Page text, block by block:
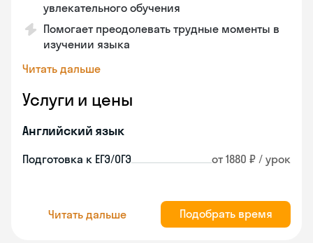
увлекательного обучения
Помогает преодолевать трудные моменты в
изучении языка
Читать дальше
Услуги и цены
Английский язык
Подготовка к ЕГЭ/ОГЭ от 1880 ₽ / урок
Читать дальше Подобрать время